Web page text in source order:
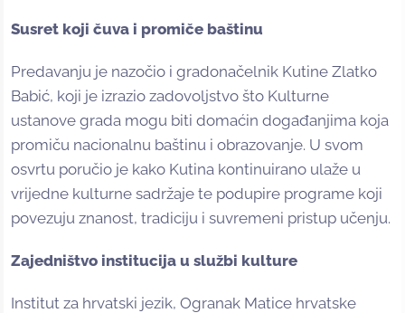
Susret koji čuva i promiče baštinu
Predavanju je nazočio i gradonačelnik Kutine Zlatko
Babić, koji je izrazio zadovoljstvo što Kulturne
ustanove grada mogu biti domaćin događanjima koja
promiču nacionalnu baštinu i obrazovanje. U svom
osvrtu poručio je kako Kutina kontinuirano ulaže u
vrijedne kulturne sadržaje te podupire programe koji
povezuju znanost, tradiciju i suvremeni pristup učenju.
Zajedništvo institucija u službi kulture
Institut za hrvatski jezik, Ogranak Matice hrvatske